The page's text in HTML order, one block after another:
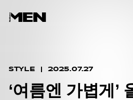
STYLE 2025.07.27
‘여름엔 가볍게’